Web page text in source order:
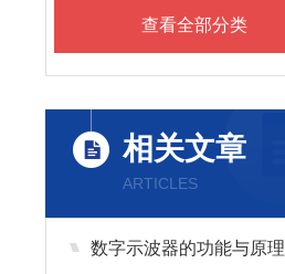
查看全部分类
相关文章
ARTICLES
数字示波器的功能与原理